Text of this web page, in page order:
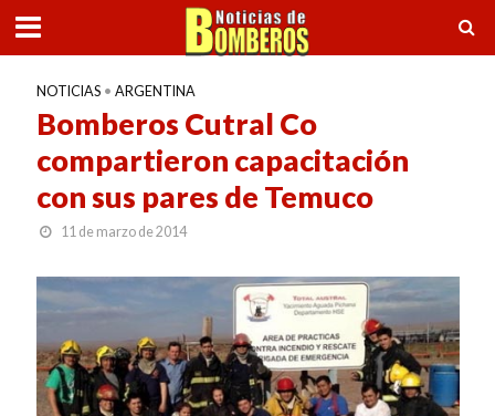
NOTICIAS • ARGENTINA
Bomberos Cutral Co
compartieron capacitación
con sus pares de Temuco
11 de marzo de 2014